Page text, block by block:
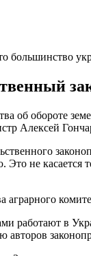
большинство
об обороте
Алексей
не
аграрного
работают в